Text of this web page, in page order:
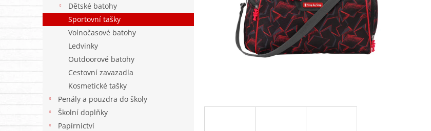
n
e
Dětské batohy
Sportovní tašky
Volnočasové batohy
Ledvinky
Outdoorové batohy
Cestovní zavazadla
Kosmetické tašky
Penály a pouzdra do školy
Školní doplňky
Papírnictví